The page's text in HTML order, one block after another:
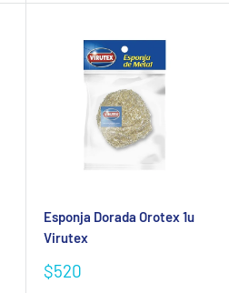
Esponja Dorada Orotex 1u
Virutex
Precio
$520